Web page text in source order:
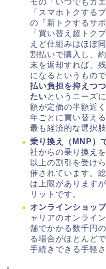
モの「いつでもカ
「スマホトクする
の「新トクするサ
「買い替え超トク
えど仕組みはほぼ
割払いで購入し、
末を返却すれば、
になるというもの
払い負担を抑えつ
たいというニーズ
額が定価の半額近
年ごとに買い替え
最も経済的な選択
乗り換え（MNP）
社からの乗り換え
以上の割引を受け
催されています。
は上限があります
リットです。
オンラインショッ
ャリアのオンライ
舗でかかる数千円
る場合がほとんど
手続きできる手軽